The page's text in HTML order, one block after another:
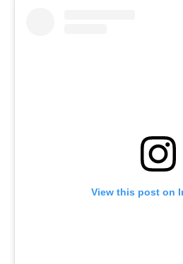
View this post on